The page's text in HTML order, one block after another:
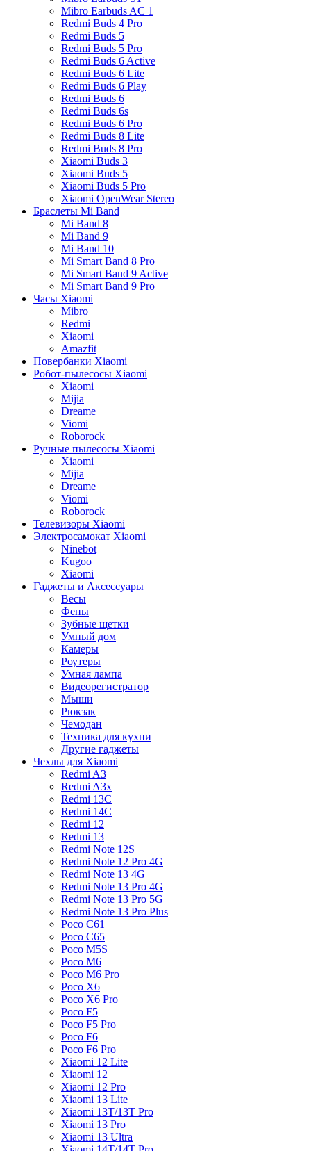
Mibro Earbuds AC 1
Redmi Buds 4 Pro
Redmi Buds 5
Redmi Buds 5 Pro
Redmi Buds 6 Active
Redmi Buds 6 Lite
Redmi Buds 6 Play
Redmi Buds 6
Redmi Buds 6s
Redmi Buds 6 Pro
Redmi Buds 8 Lite
Redmi Buds 8 Pro
Xiaomi Buds 3
Xiaomi Buds 5
Xiaomi Buds 5 Pro
Xiaomi OpenWear Stereo
Браслеты Mi Band
Mi Band 8
Mi Band 9
Mi Band 10
Mi Smart Band 8 Pro
Mi Smart Band 9 Active
Mi Smart Band 9 Pro
Часы Xiaomi
Mibro
Redmi
Xiaomi
Amazfit
Повербанки Xiaomi
Робот-пылесосы Xiaomi
Xiaomi
Mijia
Dreame
Viomi
Roborock
Ручные пылесосы Xiaomi
Xiaomi
Mijia
Dreame
Viomi
Roborock
Телевизоры Xiaomi
Электросамокат Xiaomi
Ninebot
Kugoo
Xiaomi
Гаджеты и Аксессуары
Весы
Фены
Зубные щетки
Умный дом
Камеры
Роутеры
Умная лампа
Видеорегистратор
Мыши
Рюкзак
Чемодан
Техника для кухни
Другие гаджеты
Чехлы для Xiaomi
Redmi A3
Redmi A3x
Redmi 13C
Redmi 14C
Redmi 12
Redmi 13
Redmi Note 12S
Redmi Note 12 Pro 4G
Redmi Note 13 4G
Redmi Note 13 Pro 4G
Redmi Note 13 Pro 5G
Redmi Note 13 Pro Plus
Poco C61
Poco C65
Poco M5S
Poco M6
Poco M6 Pro
Poco X6
Poco X6 Pro
Poco F5
Poco F5 Pro
Poco F6
Poco F6 Pro
Xiaomi 12 Lite
Xiaomi 12
Xiaomi 12 Pro
Xiaomi 13 Lite
Xiaomi 13T/13T Pro
Xiaomi 13 Pro
Xiaomi 13 Ultra